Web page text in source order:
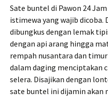
Sate buntel di Pawon 24
istimewa yang wajib dicoba.
dibungkus dengan lemak
dengan api arang hingga
rempah nusantara dan
dalam daging menciptakan
selera. Disajikan dengan
sate buntel ini dijamin akan